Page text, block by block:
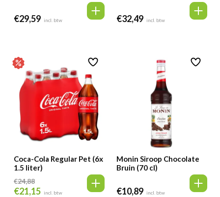
€29,59 incl. btw €32,49 incl. btw
Coca-Cola Regular Pet (6x
1.5 liter)
€24,88
Oorspronkelijke
€21,15 Huidige
incl. btw
Monin Siroop Chocolate
Bruin (70 cl)
€10,89 incl. btw